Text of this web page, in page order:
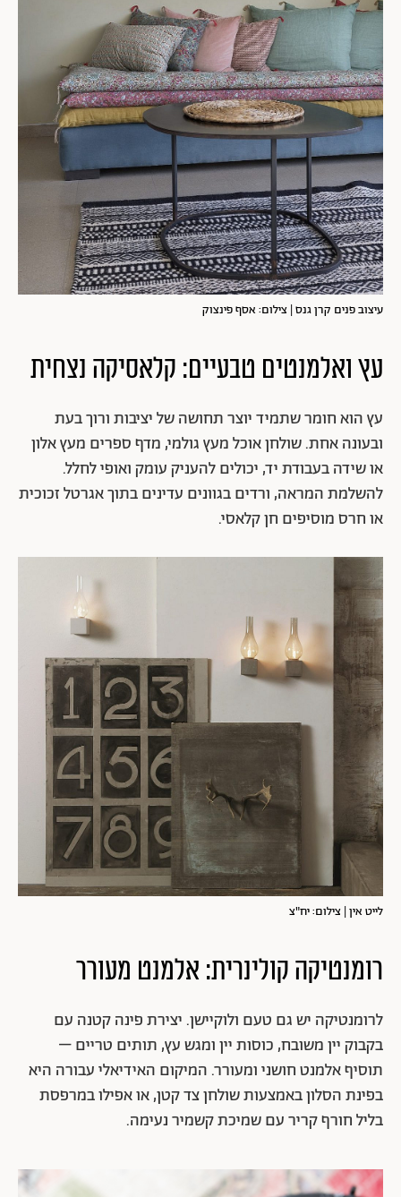
עיצוב פנים קרן גנס | צילום: אסף פינצוק
עץ ואלמנטים טבעיים: קלאסיקה נצחית
עץ הוא חומר שתמיד יוצר תחושה של יציבות ורוך בעת
ובעונה אחת. שולחן אוכל מעץ גולמי, מדף ספרים מעץ אלון
או שידה בעבודת יד, יכולים להעניק עומק ואופי לחלל.
להשלמת המראה, ורדים בגוונים עדינים בתוך אגרטל זכוכית
או חרס מוסיפים חן קלאסי.
לייט אין | צילום: יח"צ
רומנטיקה קולינרית: אלמנט מעורר
לרומנטיקה יש גם טעם ולוקיישן. יצירת פינה קטנה עם
בקבוק יין משובח, כוסות יין ומגש עץ, תותים טריים –
תוסיף אלמנט חושני ומעורר. המיקום האידיאלי עבורה היא
בפינת הסלון באמצעות שולחן צד קטן, או אפילו במרפסת
בליל חורף קריר עם שמיכת קשמיר נעימה.